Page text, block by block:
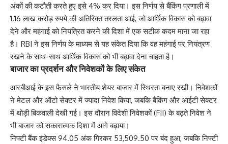
अंकों की कटौती करते हुए इसे 4% कर दिया। इस निर्णय से बैंकिंग प्रणाली में
1.16 लाख करोड़ रुपये की अतिरिक्त तरलता आई, जो आर्थिक विकास को बढ़ावा
देने और महंगाई को नियंत्रित करने की दिशा में एक सटीक कदम माना जा रहा
है। RBI ने इस निर्णय के माध्यम से यह संकेत दिया कि वह महंगाई पर नियंत्रण
रखने के साथ-साथ आर्थिक विकास को भी बढ़ावा देना चाहता है।
बाजार का प्रदर्शन और निवेशकों के लिए संकेत
आरबीआई के इस फैसले ने भारतीय शेयर बाजार में स्थिरता बनाए रखी। निवेशकों
ने मेटल और ऑटो सेक्टर में ज्यादा निवेश किया, जबकि बैंकिंग और आईटी सेक्टर
में थोड़ी बिकवाली देखी गई। इस दौरान विदेशी निवेशकों (FII) के बढ़ते निवेश ने
भी बाजार को सकारात्मक दिशा में आगे बढ़ाया।
निफ्टी बैंक इंडेक्स 94.05 अंक गिरकर 53,509.50 पर बंद हुआ, जबकि निफ्टी